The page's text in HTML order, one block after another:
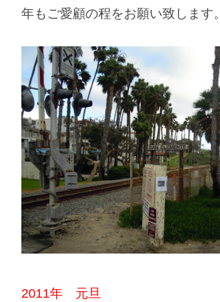
年もご愛顧の程をお願い致します。
2011年 元旦